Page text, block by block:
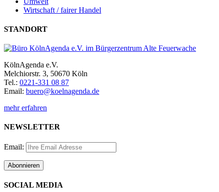
Wirtschaft / fairer Handel
STANDORT
KölnAgenda e.V.
Melchiorstr. 3, 50670 Köln
Tel.: 0221-331 08 87
Email: buero@koelnagenda.de
mehr erfahren
NEWSLETTER
Email:
SOCIAL MEDIA